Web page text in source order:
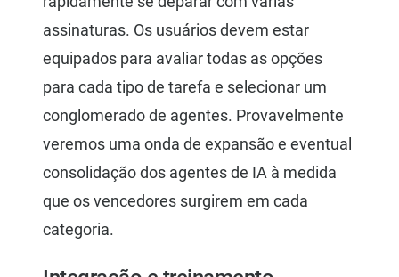
assinaturas. Os usuários devem estar
equipados para avaliar todas as opções
para cada tipo de tarefa e selecionar um
conglomerado de agentes. Provavelmente
veremos uma onda de expansão e eventual
consolidação dos agentes de IA à medida
que os vencedores surgirem em cada
categoria.